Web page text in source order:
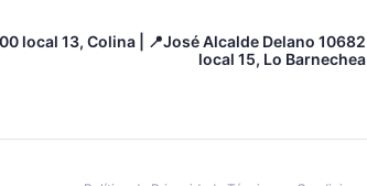
local 13, Colina | 📍José Alcalde Delano 10682
local 15, Lo Barnechea